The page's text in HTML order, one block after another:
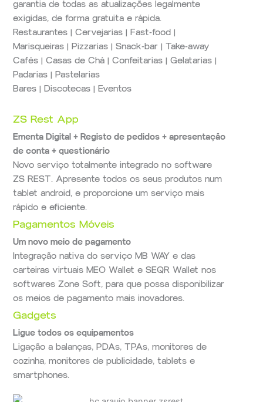
garantia de todas as atualizações legalmente
exigidas, de forma gratuita e rápida.
Restaurantes | Cervejarias | Fast-food |
Marisqueiras | Pizzarias | Snack-bar | Take-away
Cafés | Casas de Chá | Confeitarias | Gelatarias |
Padarias | Pastelarias
Bares | Discotecas | Eventos
ZS Rest App
Ementa Digital + Registo de pedidos + apresentação
de conta + questionário
Novo serviço totalmente integrado no software
ZS REST. Apresente todos os seus produtos num
tablet android, e proporcione um serviço mais
rápido e eficiente.
Pagamentos Móveis
Um novo meio de pagamento
Integração nativa do serviço MB WAY e das
carteiras virtuais MEO Wallet e SEQR Wallet nos
softwares Zone Soft, para que possa disponibilizar
os meios de pagamento mais inovadores.
Gadgets
Ligue todos os equipamentos
Ligação a balanças, PDAs, TPAs, monitores de
cozinha, monitores de publicidade, tablets e
smartphones.